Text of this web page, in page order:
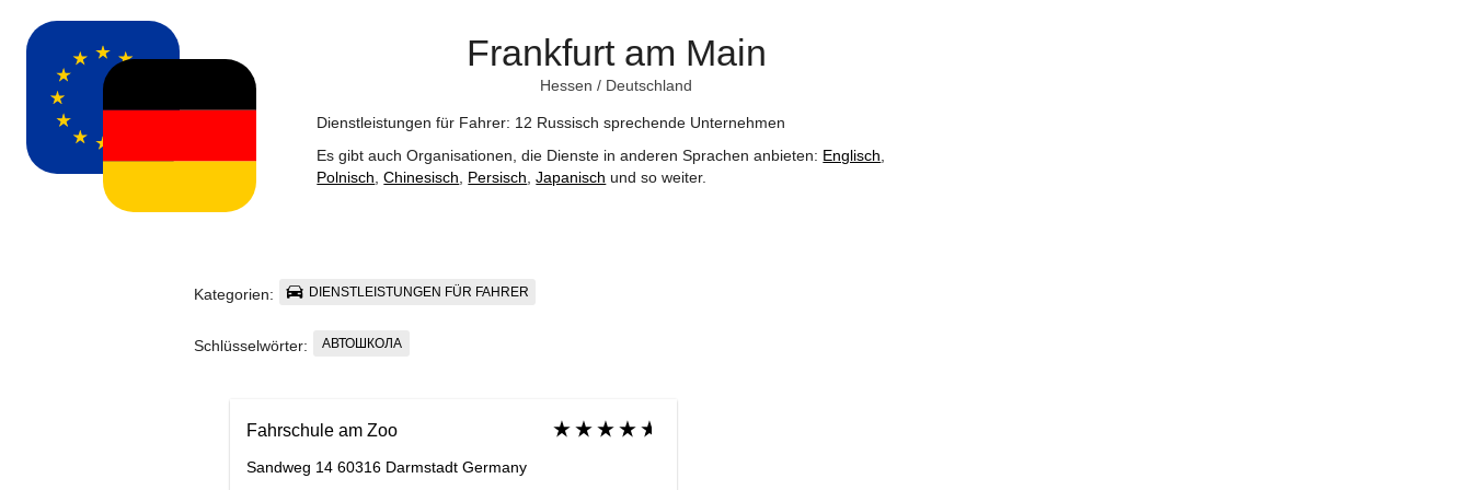
Frankfurt am Main
Hessen / Deutschland
Dienstleistungen für Fahrer: 12 Russisch sprechende Unternehmen
Es gibt auch Organisationen, die Dienste in anderen Sprachen anbieten: Englisch
Polnisch ,Chinesisch Persisch ,Japanisch und so weiter.
Kategorien: DIENSTLEISTUNGEN FÜR FAHRER
Schlüsselwörter: АВТОШКОЛА
Fahrschule am Zoo
Sandweg 14 60316 Darmstadt Germany